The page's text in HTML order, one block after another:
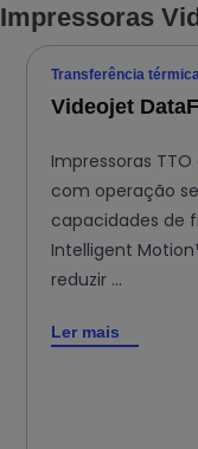
Impressoras
Transferência
Videojet
Impressoras
com operação
capacidades de
Intelligent
reduzir …
Ler mais